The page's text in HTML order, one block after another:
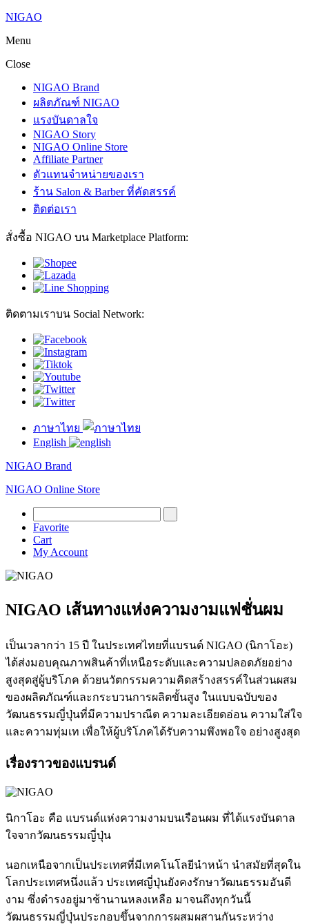
NIGAO
Menu
Close
NIGAO Brand
ผลิตภัณฑ์ NIGAO
แรงบันดาลใจ
NIGAO Story
NIGAO Online Store
Affiliate Partner
ตัวแทนจำหน่ายของเรา
ร้าน Salon & Barber ที่คัดสรรค์
ติดต่อเรา
สั่งซื้อ NIGAO บน Marketplace Platform:
ติดตามเราบน Social Network:
ภาษาไทย
English
NIGAO Brand
NIGAO Online Store
Favorite
Cart
My Account
NIGAO เส้นทางแห่งความงามแฟชั่นผม
เป็นเวลากว่า 15 ปี ในประเทศไทยที่แบรนด์ NIGAO (นิกาโอะ)
ได้ส่งมอบคุณภาพสินค้าที่เหนือระดับและความปลอดภัยอย่าง
สูงสุดสู่ผู้บริโภค ด้วยนวัตกรรมความคิดสร้างสรรค์ในส่วนผสม
ของผลิตภัณฑ์และกระบวนการผลิตขั้นสูง ในแบบฉบับของ
วัฒนธรรมญี่ปุ่นที่มีความปราณีต ความละเอียดอ่อน ความใส่ใจ
และความทุ่มเท เพื่อให้ผู้บริโภคได้รับความพึงพอใจ อย่างสูงสุด
เรื่องราวของแบรนด์
นิกาโอะ คือ แบรนด์แห่งความงามบนเรือนผม ที่ได้แรงบันดาล
ใจจากวัฒนธรรมญี่ปุ่น
นอกเหนือจากเป็นประเทศที่มีเทคโนโลยีนำหน้า นำสมัยที่สุดใน
โลกประเทศหนึ่งแล้ว ประเทศญี่ปุ่นยังคงรักษาวัฒนธรรมอันดี
งาม ซึ่งดำรงอยู่มาช้านานหลงเหลือ มาจนถึงทุกวันนี้
วัฒนธรรมญี่ปุ่นประกอบขึ้นจากการผสมผสานกันระหว่าง